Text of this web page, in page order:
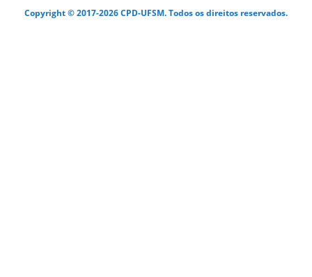
Copyright © 2017-2026 CPD-UFSM. Todos os direitos reservados.